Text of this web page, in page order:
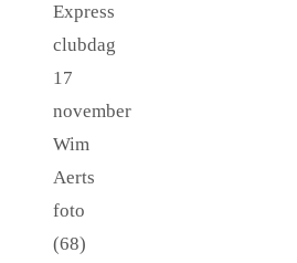
Express
clubdag
17
november
Wim
Aerts
foto
(68)